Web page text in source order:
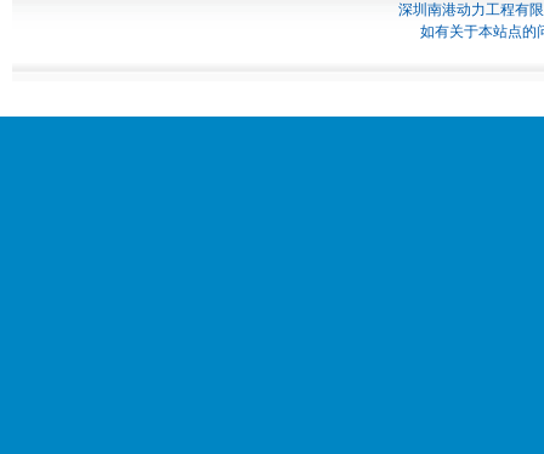
深圳南港动力工程有
如有关于本站点的